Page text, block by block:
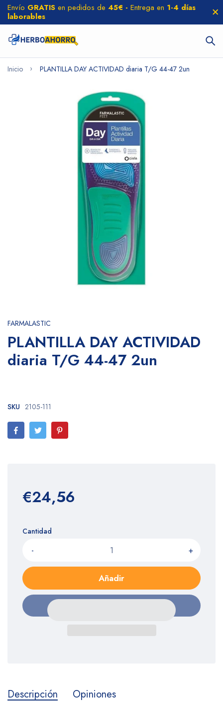
Envío GRATIS en pedidos de 45€ - Entrega en 1-4 días
laborables
Inicio PLANTILLA DAY ACTIVIDAD diaria T/G 44-47 2un
FARMALASTIC
PLANTILLA DAY ACTIVIDAD
diaria T/G 44-47 2un
SKU 2105-111
€24,56
Cantidad
- +
Añadir
Descripción Opiniones